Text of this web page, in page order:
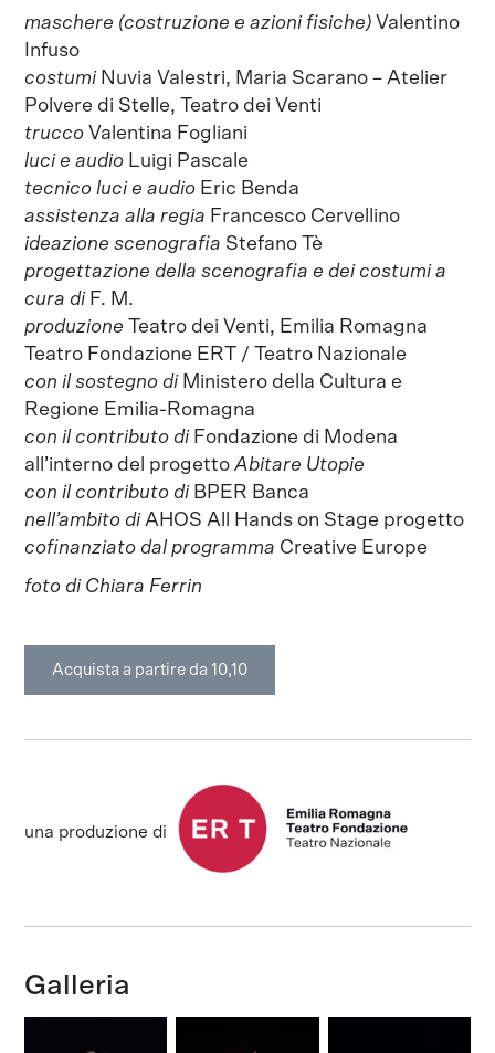
maschere (costruzione e azioni fisiche) Valentino
Infuso
costumi Nuvia Valestri, Maria Scarano – Atelier
Polvere di Stelle, Teatro dei Venti
trucco Valentina Fogliani
luci e audio Luigi Pascale
tecnico luci e audio Eric Benda
assistenza alla regia Francesco Cervellino
ideazione scenografia Stefano Tè
progettazione della scenografia e dei costumi a
cura di F. M.
produzione Teatro dei Venti, Emilia Romagna
Teatro Fondazione ERT / Teatro Nazionale
con il sostegno di Ministero della Cultura e
Regione Emilia-Romagna
con il contributo di Fondazione di Modena
all’interno del progettoAbitare Utopie
con il contributo di BPER Banca
nell’ambito di AHOS All Hands on Stage progetto
cofinanziato dal programma Creative Europe
foto di Chiara Ferrin
Acquista a partire da 10,10
una produzione di
Galleria